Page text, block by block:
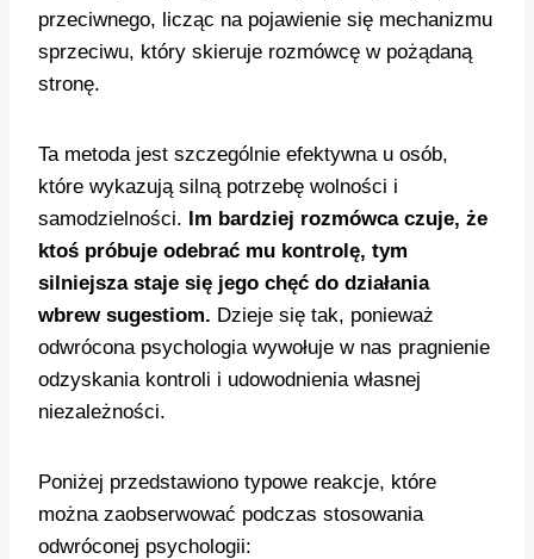
przeciwnego, licząc na pojawienie się mechanizmu
sprzeciwu, który skieruje rozmówcę w pożądaną
stronę.
Ta metoda jest szczególnie efektywna u osób,
które wykazują silną potrzebę wolności i
samodzielności. Im bardziej rozmówca czuje, że
ktoś próbuje odebrać mu kontrolę, tym
silniejsza staje się jego chęć do działania
wbrew sugestiom. Dzieje się tak, ponieważ
odwrócona psychologia wywołuje w nas pragnienie
odzyskania kontroli i udowodnienia własnej
niezależności.
Poniżej przedstawiono typowe reakcje, które
można zaobserwować podczas stosowania
odwróconej psychologii: